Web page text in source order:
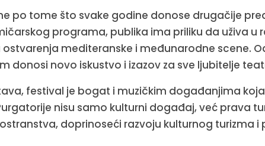
po tome što svake godine donose drugačije
programa, publika ima priliku da uživa
mediteranske i međunarodne scene.
donosi novo iskustvo i izazov za sve ljubitelje
festival je bogat i muzičkim događanjima
nisu samo kulturni događaj, već prava
doprinoseći razvoju kulturnog turizma